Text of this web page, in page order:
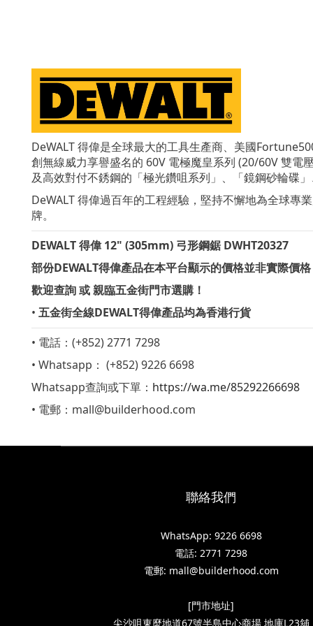
DeWALT 得偉是全球最大的工具生產商、美國
創無線威力享譽盛名的 60V 電極魔皇系列 (20/60V 雙電
及高效對付不銹鋼的「極光鑽咀系列」、「鏡鋼砂輪碟
DeWALT得偉過百年的工程經驗，堅持不懈地為全球專
牌。
DEWALT 得偉 12" (305mm) 弓形鋼鋸 DWHT20327
部份DEWALT得偉產品在本平台顯示的價格並非實際價格
歡迎查詢 或 親臨五金街門市選購！
• 五金街全線DEWALT得偉產品均為香港行貨
• 電話：(+852) 2771 7298
• Whatsapp： (+852) 9226 6698
Whatsapp查詢或下單： https://wa.me/85292266698
• 電郵：mall@builderhood.com
聯絡我們
WhatsApp: 9226 6698
電話: 2771 7298
電郵: mall@builderhood.com
[門市地址]
尖沙咀東麼地道67號半島中心商場 地庫L23舖